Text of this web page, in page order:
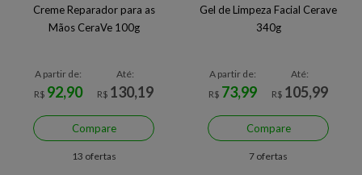
Creme Reparador para as
Mãos CeraVe 100g
A partir de:
R$ 92,90
Até:
R$ 130,19
Compare
13 ofertas
Gel de Limpeza Facial Cerave
340g
A partir de:
R$ 73,99
Até:
R$ 105,99
Compare
7 ofertas